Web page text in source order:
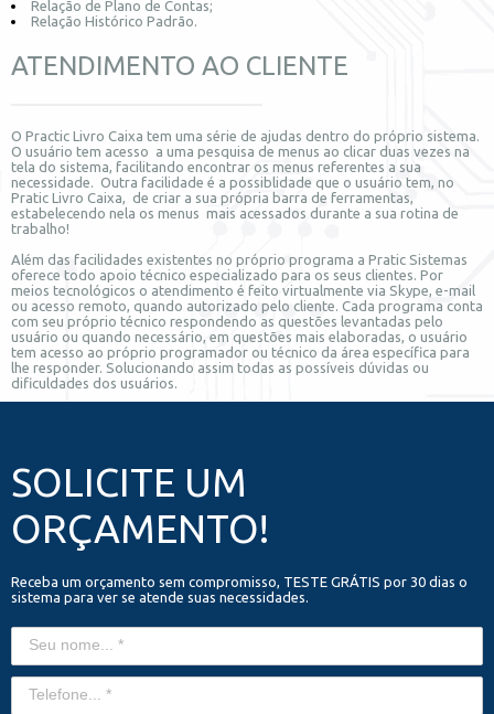
Relação de Plano de Contas;
Relação Histórico Padrão.
ATENDIMENTO AO CLIENTE
O Practic Livro Caixa tem uma série de ajudas dentro do próprio sistema.
O usuário tem acesso a uma pesquisa de menus ao clicar duas vezes na
tela do sistema, facilitando encontrar os menus referentes a sua
necessidade. Outra facilidade é a possiblidade que o usuário tem, no
Pratic Livro Caixa, de criar a sua própria barra de ferramentas,
estabelecendo nela os menus mais acessados durante a sua rotina de
trabalho!
Além das facilidades existentes no próprio programa a Pratic Sistemas
oferece todo apoio técnico especializado para os seus clientes. Por
meios tecnológicos o atendimento é feito virtualmente via Skype, e-mail
ou acesso remoto, quando autorizado pelo cliente. Cada programa conta
com seu próprio técnico respondendo as questões levantadas pelo
usuário ou quando necessário, em questões mais elaboradas, o usuário
tem acesso ao próprio programador ou técnico da área específica para
lhe responder. Solucionando assim todas as possíveis dúvidas ou
dificuldades dos usuários.
SOLICITE UM
ORÇAMENTO!
Receba um orçamento sem compromisso, TESTE GRÁTIS por 30 dias o
sistema para ver se atende suas necessidades.